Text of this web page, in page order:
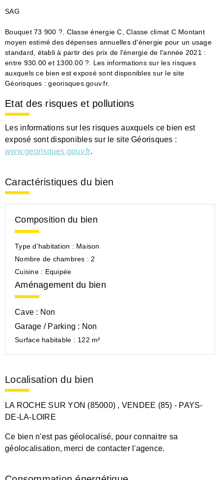
SAG
Bouquet 73 900 ?. Classe énergie C, Classe climat C Montant
moyen estimé des dépenses annuelles d'énergie pour un usage
standard, établi à partir des prix de l'énergie de l'année 2021 :
entre 930.00 et 1300.00 ?. Les informations sur les risques
auxquels ce bien est exposé sont disponibles sur le site
Géorisques : georisques.gouv.fr.
Etat des risques et pollutions
Les informations sur les risques auxquels ce bien est
exposé sont disponibles sur le site Géorisques :
www.georisques.gouv.fr.
Caractéristiques du bien
Composition du bien
Type d'habitation : Maison
Nombre de chambres : 2
Cuisine : Equipée
Aménagement du bien
Cave : Non
Garage / Parking : Non
Surface habitable : 122 m²
Localisation du bien
LA ROCHE SUR YON (85000) , VENDEE (85) - PAYS-
DE-LA-LOIRE
Ce bien n'est pas géolocalisé, pour connaitre sa
géolocalisation, merci de contacter l'agence.